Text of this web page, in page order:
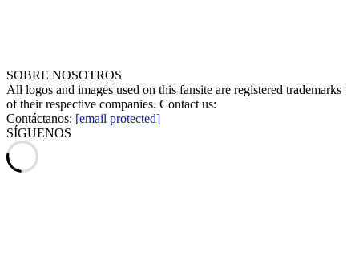
SOBRE NOSOTROS
All logos and images used on this fansite are registered trademarks
of their respective companies. Contact us:
Contáctanos: [email protected]
SÍGUENOS